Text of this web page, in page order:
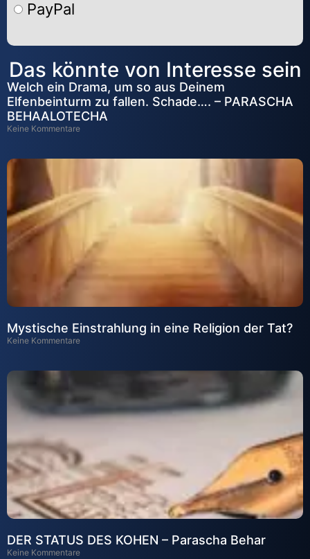
PayPal
Alternative:
Das könnte von Interesse sein
Welch ein Drama, um so aus Deinem
Elfenbeinturm zu fallen. Schade…. – PARASCHA
BEHAALOTECHA
Keine Kommentare
Mystische Einstrahlung in eine Religion der Tat?
Keine Kommentare
DER STATUS DES KOHEN – Parascha Behar
Keine Kommentare